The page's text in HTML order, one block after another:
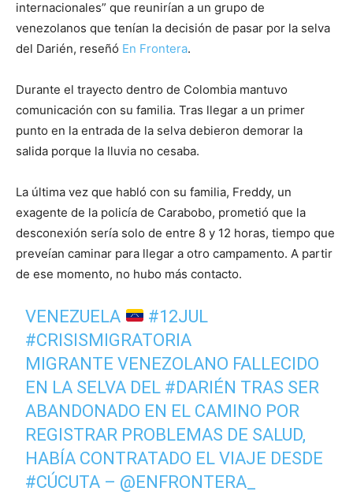
internacionales” que reunirían a un grupo de
venezolanos que tenían la decisión de pasar por la selva
del Darién, reseñó En Frontera.
Durante el trayecto dentro de Colombia mantuvo
comunicación con su familia. Tras llegar a un primer
punto en la entrada de la selva debieron demorar la
salida porque la lluvia no cesaba.
La última vez que habló con su familia, Freddy, un
exagente de la policía de Carabobo, prometió que la
desconexión sería solo de entre 8 y 12 horas, tiempo que
preveían caminar para llegar a otro campamento. A partir
de ese momento, no hubo más contacto.
VENEZUELA
#12JUL
#CRISISMIGRATORIA
MIGRANTE VENEZOLANO FALLECIDO
EN LA SELVA DEL #DARIÉN TRAS SER
ABANDONADO EN EL CAMINO POR
REGISTRAR PROBLEMAS DE SALUD,
HABÍA CONTRATADO EL VIAJE DESDE
#CÚCUTA – @ENFRONTERA_